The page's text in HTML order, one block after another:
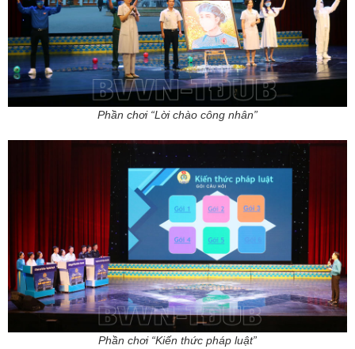
Phần chơi “Lời chào công nhân”
Phần chơi “Kiến thức pháp luật”